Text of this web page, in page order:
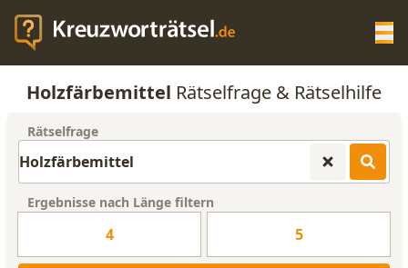
KREUZWORTRÄTSEL-HILFE
Holzfärbemittel Rätselfrage & Rätselhilfe
Rätselfrage
Ergebnisse nach Länge filtern
4 5